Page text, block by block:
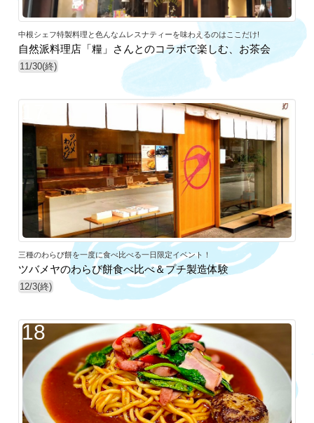
中根シェフ特製料理と色んなムレスナティーを味わえるのはここだけ!
自然派料理店「糧」さんとのコラボで楽しむ、お茶会
11/30(終)
17
三種のわらび餅を一度に食べ比べる一日限定イベント！
ツバメヤのわらび餅食べ比べ＆プチ製造体験
12/3(終)
18